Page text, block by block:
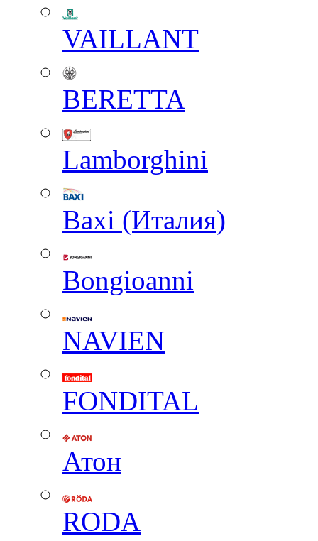
VAILLANT
BERETTA
Lamborghini
Baxi (Италия)
Вongioanni
NAVIEN
FONDITAL
Атон
RODA